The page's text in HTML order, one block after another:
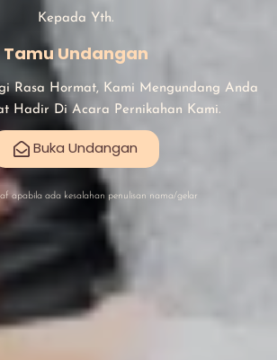
Kepada Yth.
Tamu Undangan
Rasa Hormat, Kami Mengundang Anda
Hadir Di Acara Pernikahan Kami.
Buka Undangan
apabila ada kesalahan penulisan nama/gelar